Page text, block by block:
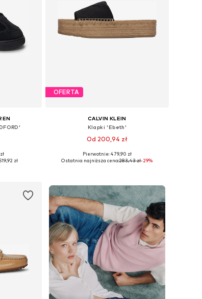
zł
OFERTA
CALVIN KLEIN
Klapki 'Ebeth'
Od 200,94 zł
Dostępne rozmiary: 37, 38, 39, 40, 41
Pierwotnie: 479,90 zł
Ostatnia najniższa cena:283,43 zł-29%